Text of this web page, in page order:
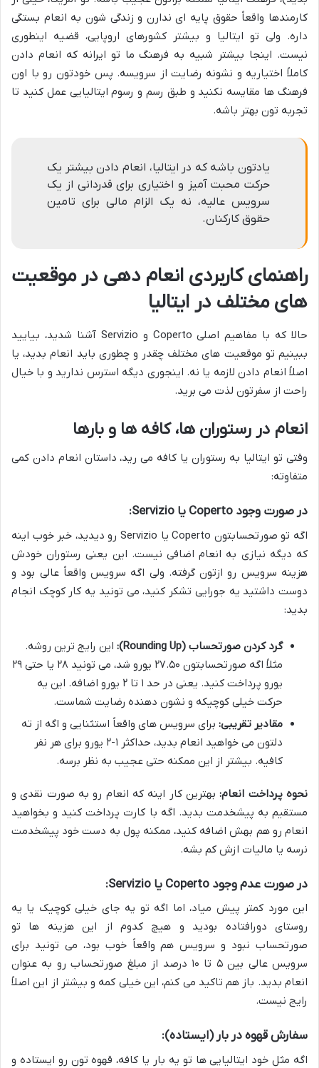
کارمندها واقعاً حقوق پایه ای ندارن و زندگی شون به انعام بستگی
داره. ولی تو ایتالیا و بیشتر کشورهای اروپایی، قضیه اینطوری
نیست. اینجا بیشتر شبیه به فرهنگ ما تو ایرانه که انعام دادن
کاملاً اختیاریه و نشونه رضایت از سرویسه. پس خودتون رو با اون
فرهنگ ها مقایسه نکنید و طبق رسم و رسوم ایتالیایی عمل کنید تا
تجربه تون بهتر باشه.
یادتون باشه که در ایتالیا، انعام دادن بیشتر یک
حرکت محبت آمیز و اختیاری برای قدردانی از یک
سرویس عالیه، نه یک الزام مالی برای تامین
حقوق کارکنان.
راهنمای کاربردی انعام دهی در موقعیت
های مختلف در ایتالیا
حالا که با مفاهیم اصلی Coperto و Servizio آشنا شدید، بیایید
ببینیم تو موقعیت های مختلف چقدر و چطوری باید انعام بدید، یا
اصلاً انعام دادن لازمه یا نه. اینجوری دیگه استرس ندارید و با خیال
راحت از سفرتون لذت می برید.
انعام در رستوران ها، کافه ها و بارها
وقتی تو ایتالیا به رستوران یا کافه می رید، داستان انعام دادن کمی
متفاوته:
در صورت وجود Coperto یا Servizio:
اگه تو صورتحسابتون Coperto یا Servizio رو دیدید، خبر خوب اینه
که دیگه نیازی به انعام اضافی نیست. این یعنی رستوران خودش
هزینه سرویس رو ازتون گرفته. ولی اگه سرویس واقعاً عالی بود و
دوست داشتید یه جورایی تشکر کنید، می تونید یه کار کوچک انجام
بدید:
گرد کردن صورتحساب (Rounding Up):
این رایج ترین روشه.
مثلاً اگه صورتحسابتون ۲۷.۵۰ یورو شد، می تونید ۲۸ یا حتی ۲۹
یورو پرداخت کنید. یعنی در حد ۱ تا ۲ یورو اضافه. این یه
حرکت خیلی کوچیکه و نشون دهنده رضایت شماست.
مقادیر تقریبی: برای سرویس های واقعاً استثنایی و اگه از ته
دلتون می خواهید انعام بدید، حداکثر ۱-۲ یورو برای هر نفر
کافیه. بیشتر از این ممکنه حتی عجیب به نظر برسه.
نحوه پرداخت انعام:بهترین کار اینه که انعام رو به صورت نقدی و
مستقیم به پیشخدمت بدید. اگه با کارت پرداخت کنید و بخواهید
انعام رو هم بهش اضافه کنید، ممکنه پول به دست خود پیشخدمت
نرسه یا مالیات ازش کم بشه.
در صورت عدم وجود Coperto یا Servizio:
این مورد کمتر پیش میاد، اما اگه تو یه جای خیلی کوچیک یا یه
روستای دورافتاده بودید و هیچ کدوم از این هزینه ها تو
صورتحساب نبود و سرویس هم واقعاً خوب بود، می تونید برای
سرویس عالی بین ۵ تا ۱۰ درصد از مبلغ صورتحساب رو به عنوان
انعام بدید. باز هم تاکید می کنم، این خیلی کمه و بیشتر از این اصلاً
رایج نیست.
سفارش قهوه در بار (ایستاده):
اگه مثل خود ایتالیایی ها تو یه بار یا کافه، قهوه تون رو ایستاده و